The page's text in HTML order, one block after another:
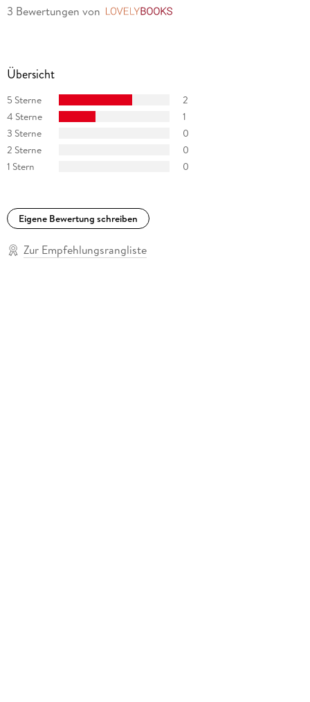
3 Bewertungen von
Übersicht
5 Sterne
2
4 Sterne
1
3 Sterne
0
2 Sterne
0
1 Stern
0
Eigene Bewertung schreiben
Zur Empfehlungsrangliste